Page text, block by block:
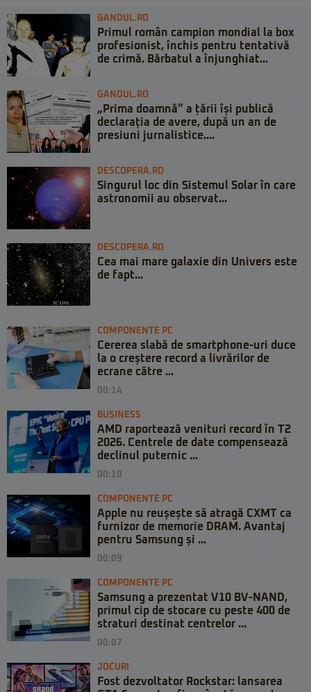
GANDUL.RO
Primul român campion mondial la box
profesionist, închis pentru tentativă
de crimă. Bărbatul a înjunghiat...
GANDUL.RO
„Prima doamnă” a țării își publică
declarația de avere, după un an de
presiuni jurnalistice....
DESCOPERA.RO
Singurul loc din Sistemul Solar în care
astronomii au observat...
DESCOPERA.RO
Cea mai mare galaxie din Univers este
de fapt...
COMPONENTE PC
Cererea slabă de smartphone-uri duce
la o creștere record a livrărilor de
ecrane către ...
00:14
BUSINESS
AMD raportează venituri record în T2
2026. Centrele de date compensează
declinul puternic ...
00:10
COMPONENTE PC
Apple nu reușește să atragă CXMT ca
furnizor de memorie DRAM. Avantaj
pentru Samsung și ...
00:09
COMPONENTE PC
Samsung a prezentat V10 BV-NAND,
primul cip de stocare cu peste 400 de
straturi destinat centrelor ...
00:07
JOCURI
Fost dezvoltator Rockstar: lansarea